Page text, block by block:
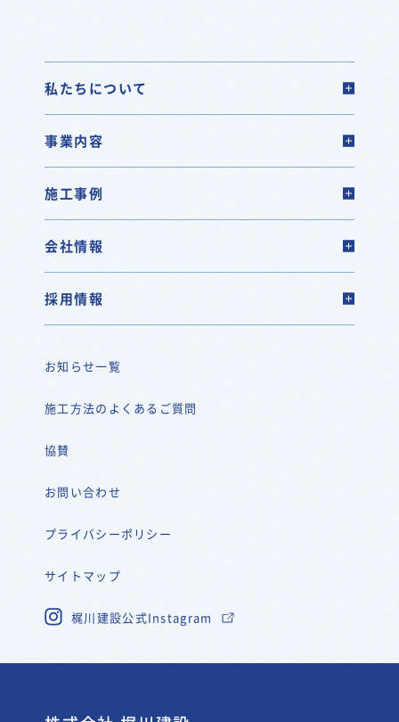
私たちについて
事業内容
施工事例
会社情報
採用情報
お知らせ一覧
施工方法のよくあるご質問
協賛
お問い合わせ
プライバシーポリシー
サイトマップ
梶川建設公式Instagram